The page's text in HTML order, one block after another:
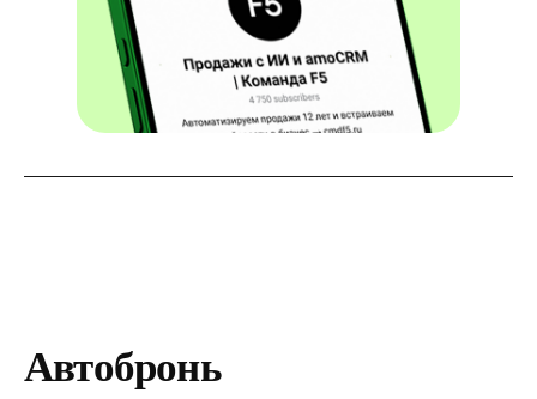
Автобронь